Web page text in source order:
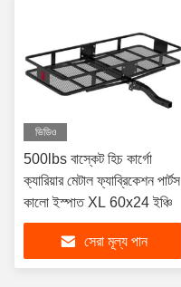
ভিডিও
500lbs বাস্কেট হিচ কার্গো
ক্যারিয়ার মেটাল ফ্যাব্রিকেশন পার্টস
কালো ইস্পাত XL 60x24 ইঞ্চি
সেরা মূল্য পান